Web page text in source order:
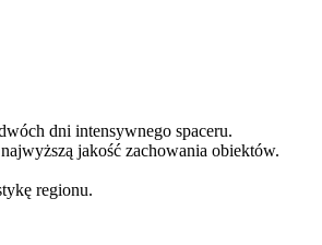
dni intensywnego spaceru.
jakość zachowania obiektów.
regionu.